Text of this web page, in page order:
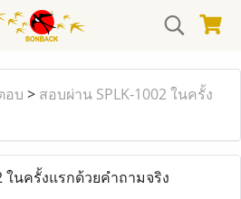
อบ > สอบผ่าน SPLK-1002 ในครั้ง
ในครั้งแรกด้วยคำถามจริง